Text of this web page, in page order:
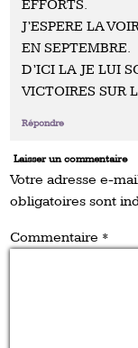
EFFORTS.
J’ESPERE LA
EN SEPTEMBRE.
D’ICI LA JE LUI
VICTOIRES SUR
Répondre
Laisser un commentaire
Votre adresse e-
obligatoires sont
Commentaire *